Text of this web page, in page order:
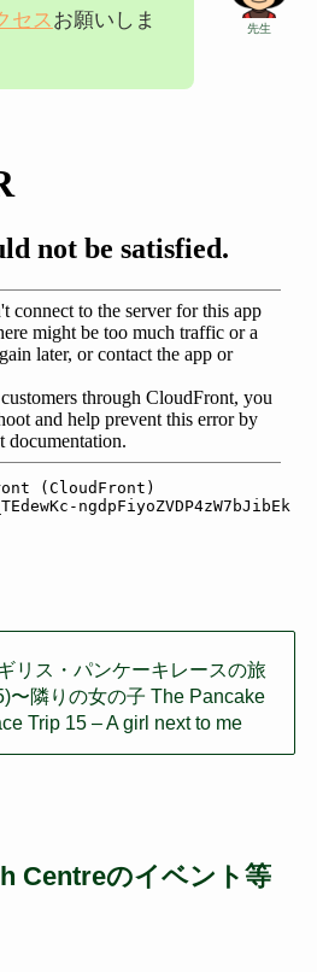
先生
セス お願いしま
リス・パンケーキレースの旅
〜隣りの女の子 The Pancake
Trip 15 – A girl next to me
Centreのイベント等